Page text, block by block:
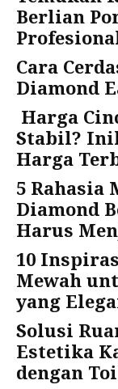
Berlian
Cara
Diamond
Harga
Stabil?
Harga
5 Rahasia
Diamond
Harus
10
Mewah
yang
Solusi
Estetika
dengan